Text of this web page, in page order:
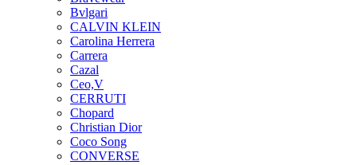
Bvlgari
CALVIN KLEIN
Carolina Herrera
Carrera
Cazal
Ceo,V
CERRUTI
Chopard
Christian Dior
Coco Song
CONVERSE